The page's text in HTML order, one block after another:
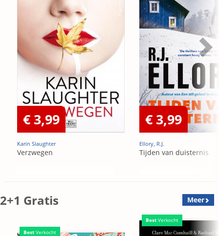
€ 3,99
Karin Slaughter
Verzwegen
€ 3,99
Ellory, R.J.
Tijden van duisternis
2+1 Gratis Meer
Best Verkocht
Best Verkocht